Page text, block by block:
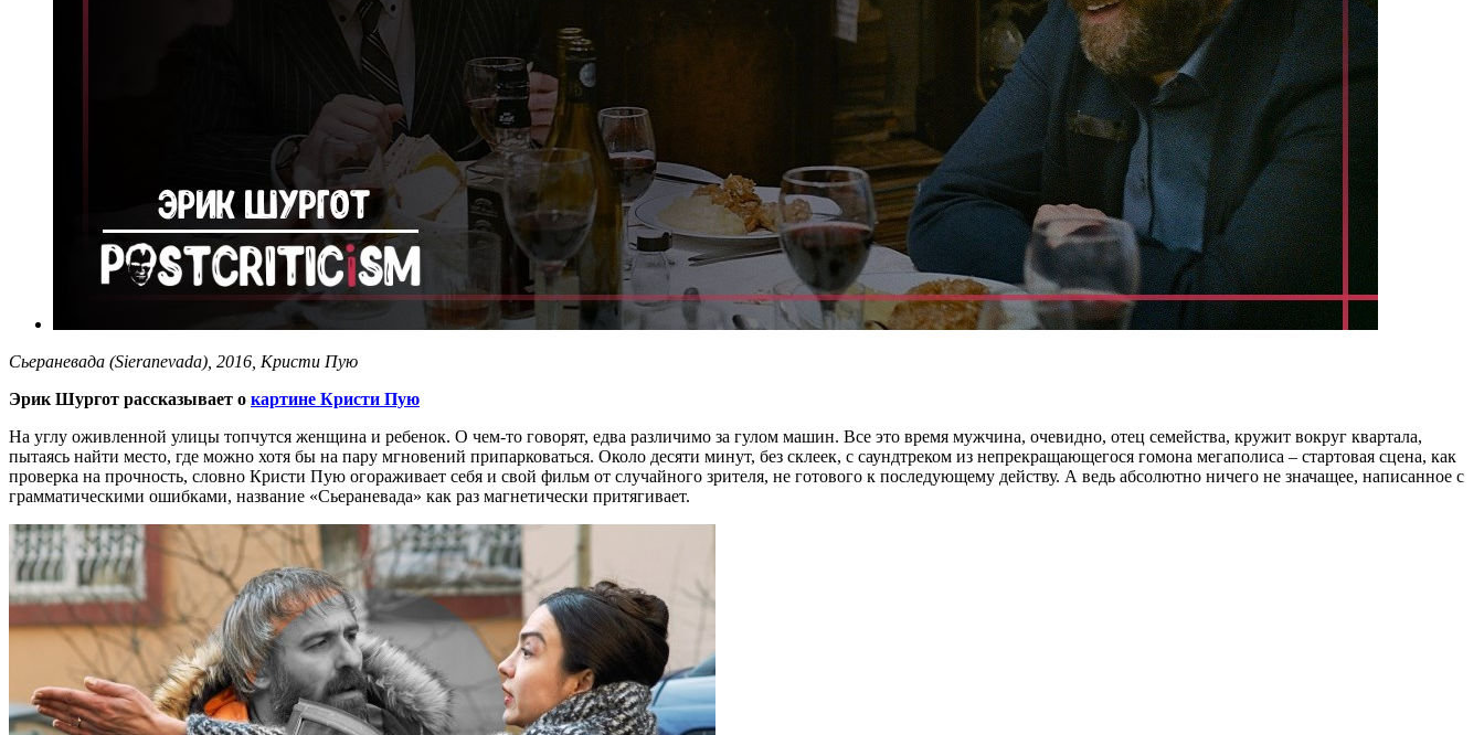
Сьераневада (Sieranevada), 2016, Кристи Пую
Эрик Шургот рассказывает о картине Кристи Пую
На углу оживленной улицы топчутся женщина и ребенок. О чем-то говорят, едва различимо за гулом машин. Все это время мужчина, очевидно, отец семейства, кружит вокруг квартала,
пытаясь найти место, где можно хотя бы на пару мгновений припарковаться. Около десяти минут, без склеек, с саундтреком из непрекращающегося гомона мегаполиса – стартовая сцена, как
проверка на прочность, словно Кристи Пую огораживает себя и свой фильм от случайного зрителя, не готового к последующему действу. А ведь абсолютно ничего не значащее, написанное с
грамматическими ошибками, название «Сьераневада» как раз магнетически притягивает.